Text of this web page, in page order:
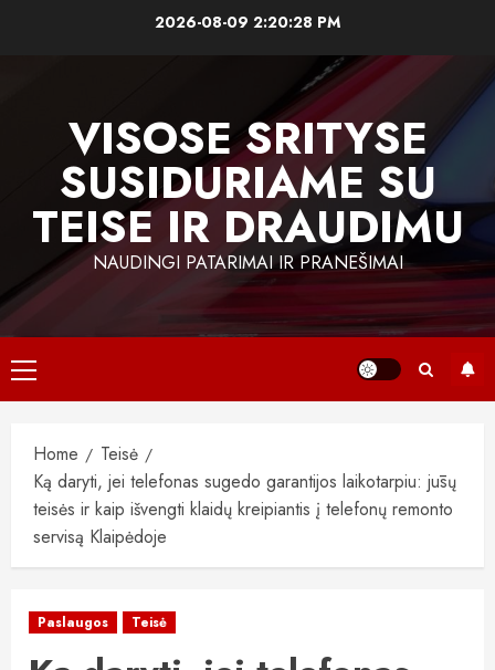
2026-08-09 2:20:29 PM
VISOSE SRITYSE
SUSIDURIAME SU
TEISE IR DRAUDIMU
NAUDINGI PATARIMAI IR PRANEŠIMAI
Primary
Menu
Home
Teisė
Ką daryti, jei telefonas sugedo garantijos laikotarpiu: jūsų
teisės ir kaip išvengti klaidų kreipiantis į telefonų remonto
servisą Klaipėdoje
Paslaugos Teisė